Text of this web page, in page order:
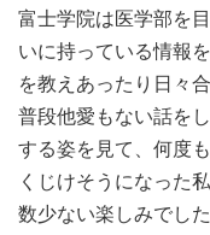
富士学院は医学部を
いに持っている情報
を教えあったり日々
普段他愛もない話を
する姿を見て、何度
くじけそうになった
数少ない楽しみでし